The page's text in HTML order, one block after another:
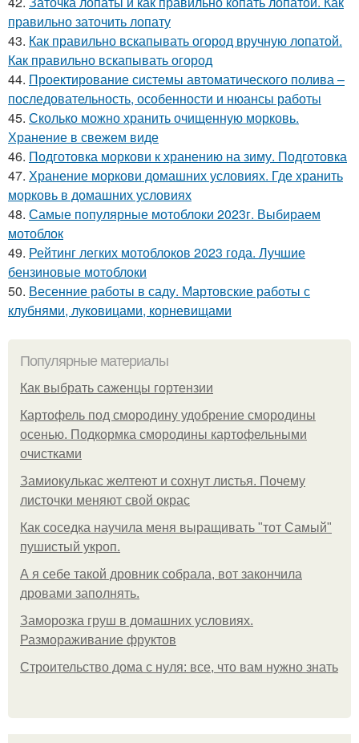
правильно заточить лопату
43. Как правильно вскапывать огород вручную лопатой.
Как правильно вскапывать огород
44. Проектирование системы автоматического полива –
последовательность, особенности и нюансы работы
45. Сколько можно хранить очищенную морковь.
Хранение в свежем виде
46. Подготовка моркови к хранению на зиму. Подготовка
47. Хранение моркови домашних условиях. Где хранить
морковь в домашних условиях
48. Самые популярные мотоблоки 2023г. Выбираем
мотоблок
49. Рейтинг легких мотоблоков 2023 года. Лучшие
бензиновые мотоблоки
50. Весенние работы в саду. Мартовские работы с
клубнями, луковицами, корневищами
Популярные материалы
Как выбрать саженцы гортензии
Картофель под смородину удобрение смородины
осенью. Подкормка смородины картофельными
очистками
Замиокулькас желтеют и сохнут листья. Почему
листочки меняют свой окрас
Как соседка научила меня выращивать "тот Самый"
пушистый укроп.
А я себе такой дровник собрала, вот закончила
дровами заполнять.
Заморозка груш в домашних условиях.
Размораживание фруктов
Строительство дома с нуля: все, что вам нужно знать